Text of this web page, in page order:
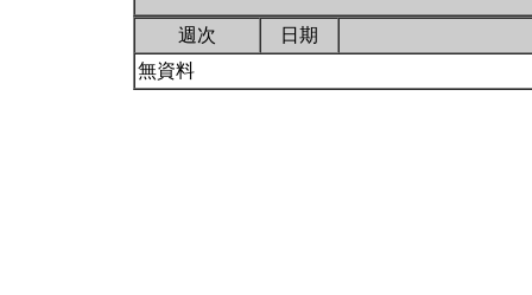
週次
日期
無資料